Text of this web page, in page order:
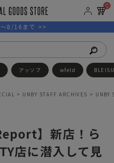
0
～8/16まで >>
アッソブ wfeld
UNBY STAFF ARCHIVES UNBY
】新店！ら
店に潜入して見